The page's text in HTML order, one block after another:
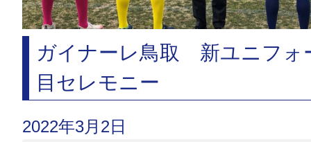
ガイナーレ鳥取 新ユニフォ
目セレモニー
2022年3月2日